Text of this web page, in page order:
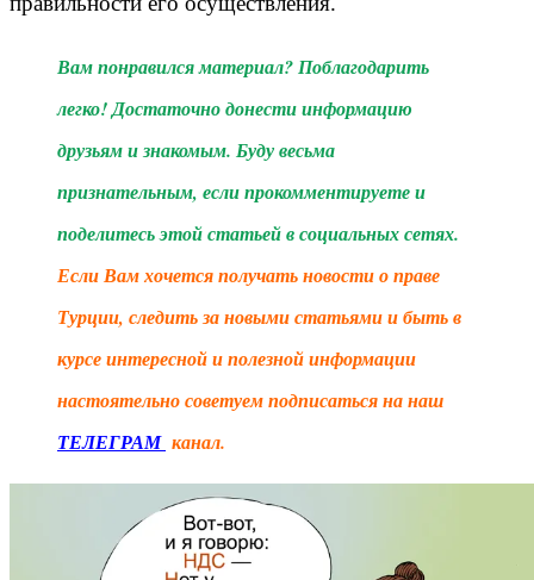
Вам понравился материал? Поблагодарить
легко! Достаточно донести информацию
друзьям и знакомым. Буду весьма
признательным, если прокомментируете и
поделитесь этой статьей в социальных сетях.
Если Вам хочется получать новости о праве
Турции, следить за новыми статьями и быть в
курсе интересной и полезной информации
настоятельно советуем подписаться на наш
ТЕЛЕГРАМ канал.